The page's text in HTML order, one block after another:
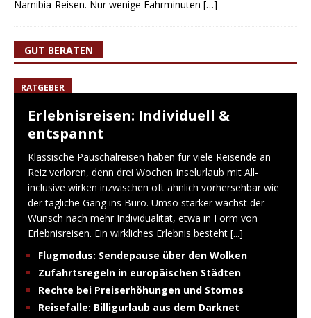
Namibia-Reisen. Nur wenige Fahrminuten […]
GUT BERATEN
RATGEBER
Erlebnisreisen: Individuell &
entspannt
Klassische Pauschalreisen haben für viele Reisende an
Reiz verloren, denn drei Wochen Inselurlaub mit All-
inclusive wirken inzwischen oft ähnlich vorhersehbar wie
der tägliche Gang ins Büro. Umso stärker wächst der
Wunsch nach mehr Individualität, etwa in Form von
Erlebnisreisen. Ein wirkliches Erlebnis besteht [...]
Flugmodus: Sendepause über den Wolken
Zufahrtsregeln in europäischen Städten
Rechte bei Preiserhöhungen und Stornos
Reisefalle: Billigurlaub aus dem Darknet